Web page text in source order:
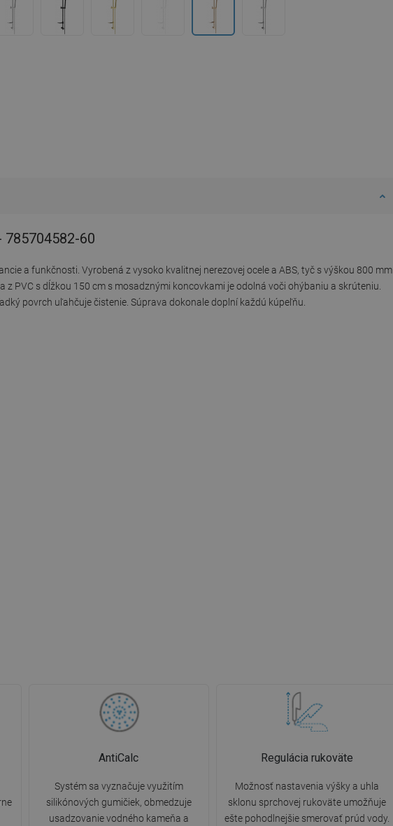
785704582-60
a funkčnosti. Vyrobená z vysoko kvalitnej nerezovej ocele a ABS, tyč s výškou 800 mm
PVC s dĺžkou 150 cm s mosadznými koncovkami je odolná voči ohýbaniu a skrúteniu.
povrch uľahčuje čistenie. Súprava dokonale doplní každú kúpeľňu.
AntiCalc
Systém sa vyznačuje využitím
silikónových gumičiek, obmedzuje
usadzovanie vodného kameňa a
Regulácia rukoväte
Možnosť nastavenia výšky a uhla
sklonu sprchovej rukoväte umožňuje
ešte pohodlnejšie smerovať prúd vody.